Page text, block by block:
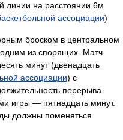
линии на расстоянии 6м
ассоциации)
броском в центральном
одним из спорящих. Матч
минут (двенадцать
ассоциации) с
перерыва
игры — пятнадцать минут.
должны поменяться